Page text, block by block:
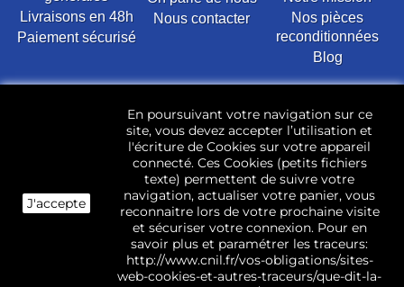
Livraisons en 48h
Paiement sécurisé
Nous contacter
Nos pièces
reconditionnées
Blog
d’occasion pour toutes marques et modèles. Plus de
22 400 références (Lave-linge, Sèche-linge, Lave-
vaisselle, Micro-ondes, Fours, Cuisinières, Plaques de
cuisson, Réfrigérateurs, Congélateurs, aspirateurs,
Télévisions, LCD, Plasma, Téléviseur.)
Les pièces d’occasion sont révisées, testées pas nos
techniciens et mises en stock dans notre dépôt.
J'accepte
En poursuivant votre navigation sur ce
site, vous devez accepter l’utilisation et
l'écriture de Cookies sur votre appareil
connecté. Ces Cookies (petits fichiers
texte) permettent de suivre votre
navigation, actualiser votre panier, vous
reconnaitre lors de votre prochaine visite
et sécuriser votre connexion. Pour en
savoir plus et paramétrer les traceurs:
http://www.cnil.fr/vos-obligations/sites-
web-cookies-et-autres-traceurs/que-dit-la-